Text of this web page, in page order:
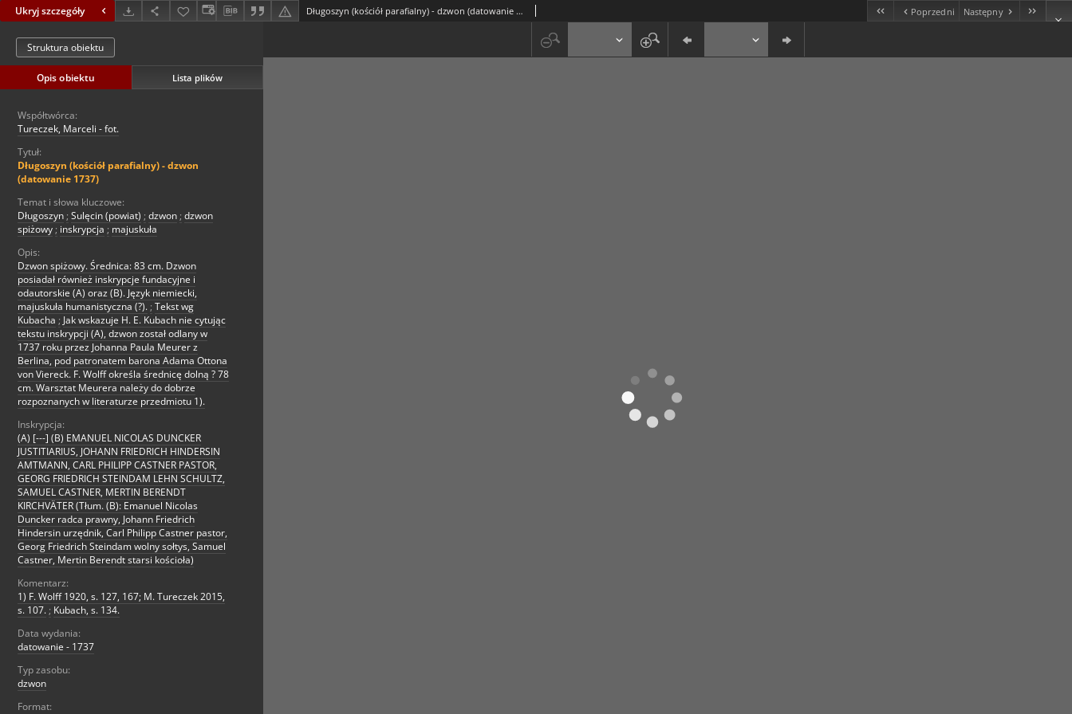
Ukryj szczegóły Długoszyn (kościół parafialny) - dzwon (datowanie 1737) Poprzedni Następny
Struktura obiektu
Opis obiektu Lista plików
Współtwórca:
Tureczek, Marceli - fot.
Tytuł:
Długoszyn (kościół parafialny) - dzwon
(datowanie 1737)
Temat i słowa kluczowe:
Długoszyn ; Sulęcin (powiat) ; dzwon ; dzwon
spiżowy ; inskrypcja ; majuskuła
Opis:
Dzwon spiżowy. Średnica: 83 cm. Dzwon
posiadał również inskrypcje fundacyjne i
odautorskie (A) oraz (B). Język niemiecki,
majuskuła humanistyczna (?). ; Tekst wg
Kubacha ; Jak wskazuje H. E. Kubach nie cytując
tekstu inskrypcji (A), dzwon został odlany w
1737 roku przez Johanna Paula Meurer z
Berlina, pod patronatem barona Adama Ottona
von Viereck. F. Wolff określa średnicę dolną ? 78
cm. Warsztat Meurera należy do dobrze
rozpoznanych w literaturze przedmiotu 1).
Inskrypcja:
(A) [---] (B) EMANUEL NICOLAS DUNCKER
JUSTITIARIUS, JOHANN FRIEDRICH HINDERSIN
AMTMANN, CARL PHILIPP CASTNER PASTOR,
GEORG FRIEDRICH STEINDAM LEHN SCHULTZ,
SAMUEL CASTNER, MERTIN BERENDT
KIRCHVÄTER (Tłum. (B): Emanuel Nicolas
Duncker radca prawny, Johann Friedrich
Hindersin urzędnik, Carl Philipp Castner pastor,
Georg Friedrich Steindam wolny sołtys, Samuel
Castner, Mertin Berendt starsi kościoła)
Komentarz:
1) F. Wolff 1920, s. 127, 167; M. Tureczek 2015,
s. 107. ; Kubach, s. 134.
Data wydania:
datowanie - 1737
Typ zasobu:
dzwon
Format: